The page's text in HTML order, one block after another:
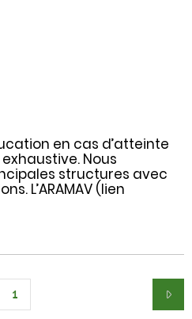
en cas d’atteinte
Nous
structures avec
L’ARAMAV (lien
1